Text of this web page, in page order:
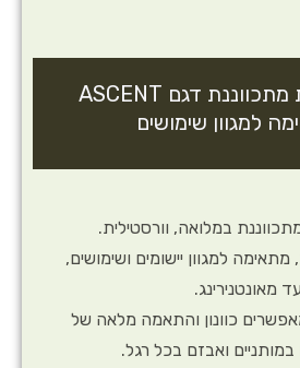
רתמה ספורטיבית מתכווננת דגם ASCENT
במלואה, וורסטילית.
למגוון יישומים ושימושים,
מאונטנירינג.
כוונון והתאמה מלאה של